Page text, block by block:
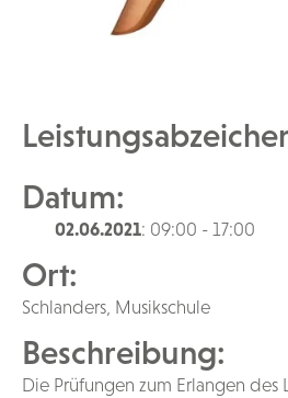
Datum:
02.06.2021: 09:00 - 17:00
Ort:
Schlanders, Musikschule
Beschreibung:
Die Prüfungen zum Erlangen des